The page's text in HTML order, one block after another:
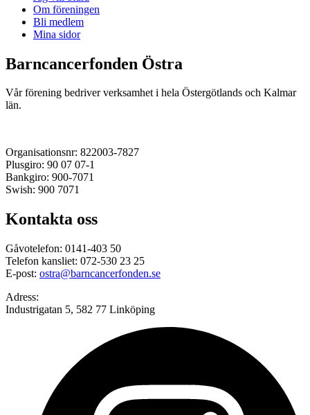
Om föreningen
Bli medlem
Mina sidor
Barncancerfonden Östra
Vår förening bedriver verksamhet i hela Östergötlands och Kalmar
län.
Organisationsnr: 822003-7827
Plusgiro: 90 07 07-1
Bankgiro: 900-7071
Swish: 900 7071
Kontakta oss
Gåvotelefon: 0141-403 50
Telefon kansliet: 072-530 23 25
E-post: ostra@barncancerfonden.se
Adress:
Industrigatan 5, 582 77 Linköping